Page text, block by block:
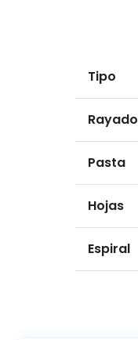
Tipo
Rayado
Pasta
Hojas
Espiral